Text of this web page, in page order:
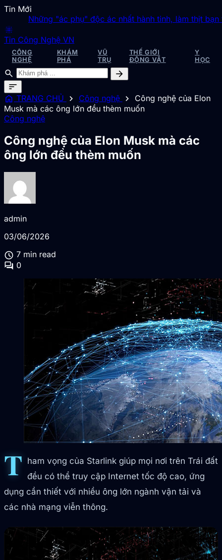
Tin Mới
Những "ác phụ" độc ác nhất hành tinh, làm thịt bạn
blur_on
Tin Công Nghệ VN
CÔNG
NGHỆ
KHÁM
PHÁ
VŨ
TRỤ
THẾ GIỚI
ĐỘNG VẬT
Y
HỌC
search
arrow_forward
sort
home TRANG CHỦ chevron_right Công nghệ chevron_right
Công nghệ của Elon
Musk mà các ông lớn đều thèm muốn
Công nghệ
Công nghệ của Elon Musk mà các
ông lớn đều thèm muốn
admin
03/06/2026
schedule 7 min read
forum 0
T ham vọng của Starlink giúp mọi nơi trên Trái đất
đều có thể truy cập Internet tốc độ cao, ứng
dụng cần thiết với nhiều ông lớn ngành vận tải và
các nhà mạng viễn thông.